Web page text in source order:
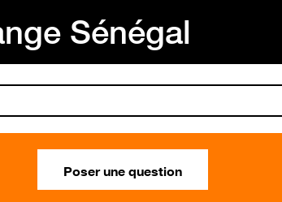
Sénégal
Poser une question